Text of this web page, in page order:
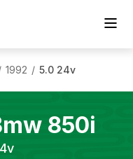
1992 / 5.0 24v
850i